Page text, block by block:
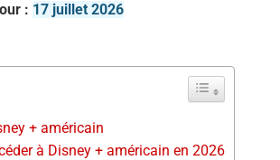
: 17 juillet 2026
+ américain
à Disney + américain en 2026